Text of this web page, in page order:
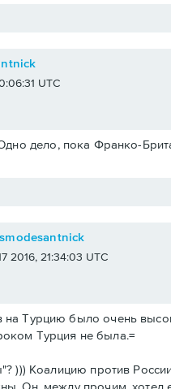
UTC
дело, пока Франко-
2016, 21:34:03 UTC
на Турцию было очень
Турция не была.=
))) Коалицию против